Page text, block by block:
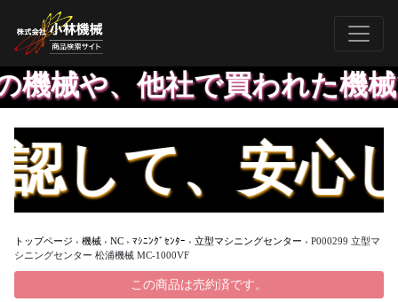
他社で買われた機械で
、安心し
トップページ › 機械 › NC › ﾏｼﾆﾝｸﾞｾﾝﾀｰ › 立型マシニングセンター › P000299 立型マ
シニングセンター 松浦機械 MC-1000VF
この商品は売約済です。